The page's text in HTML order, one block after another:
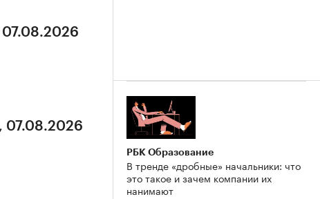
07.08.2026
07.08.2026
РБК Образование
В тренде «дробные» начальники: что
это такое и зачем компании их
нанимают